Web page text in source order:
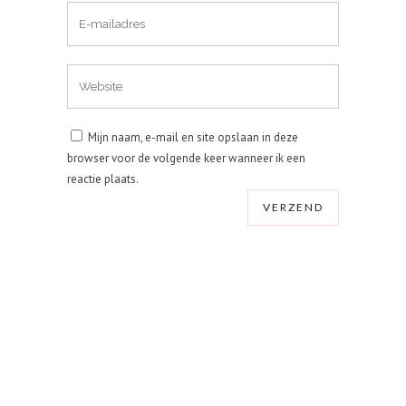
Mijn naam, e-mail en site opslaan in deze
browser voor de volgende keer wanneer ik een
reactie plaats.